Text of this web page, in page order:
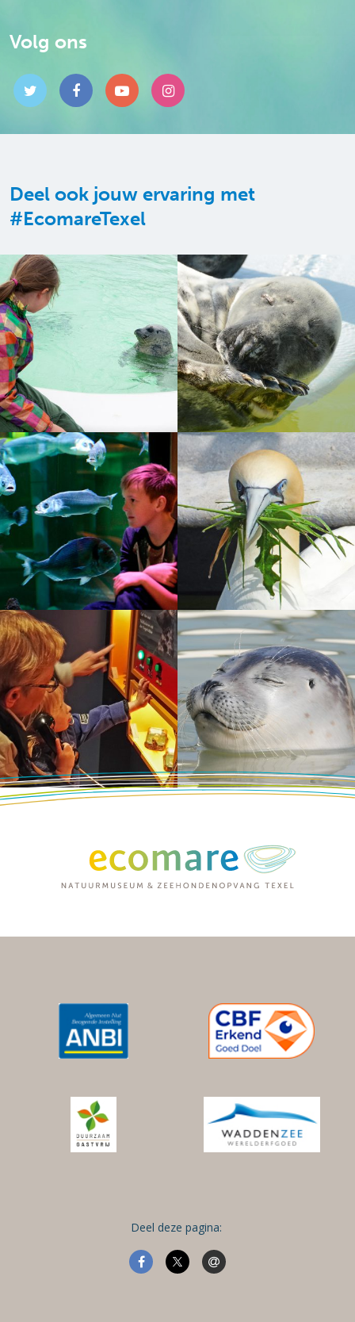
Volg ons
Deel ook jouw ervaring met
#EcomareTexel
Deel deze pagina: